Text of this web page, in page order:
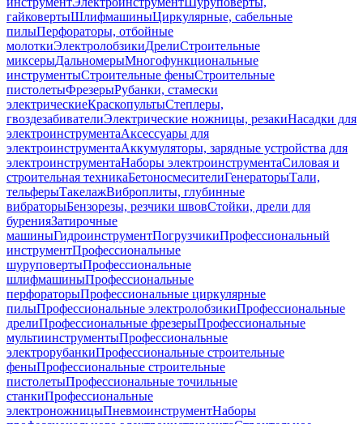
гайковертыШлифмашиныЦиркулярные, сабельные
пилыПерфораторы, отбойные
молоткиЭлектролобзикиДрелиСтроительные
миксерыДальномерыМногофункциональные
инструментыСтроительные феныСтроительные
пистолетыФрезерыРубанки, стамески
электрическиеКраскопультыСтеплеры,
гвоздезабивателиЭлектрические ножницы, резакиНасадки для
электроинструментаАксессуары для
электроинструментаАккумуляторы, зарядные устройства для
электроинструментаНаборы электроинструментаСиловая и
строительная техникаБетоносмесителиГенераторыТали,
тельферыТакелажВиброплиты, глубинные
вибраторыБензорезы, резчики швовСтойки, дрели для
буренияЗатирочные
машиныГидроинструментПогрузчикиПрофессиональный
инструментПрофессиональные
шуруповертыПрофессиональные
шлифмашиныПрофессиональные
перфораторыПрофессиональные циркулярные
пилыПрофессиональные электролобзикиПрофессиональные
дрелиПрофессиональные фрезерыПрофессиональные
мультиинструментыПрофессиональные
электрорубанкиПрофессиональные строительные
феныПрофессиональные строительные
пистолетыПрофессиональные точильные
станкиПрофессиональные
электроножницыПневмоинструментНаборы